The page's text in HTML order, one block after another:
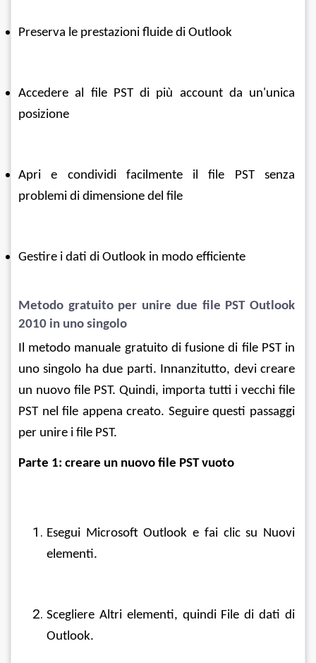
Preserva le prestazioni fluide di Outlook
Accedere al file PST di più account da un'unica
posizione
Apri e condividi facilmente il file PST senza
problemi di dimensione del file
Gestire i dati di Outlook in modo efficiente
Metodo gratuito per unire due file PST Outlook
2010 in uno singolo
Il metodo manuale gratuito di fusione di file PST in
uno singolo ha due parti. Innanzitutto, devi creare
un nuovo file PST. Quindi, importa tutti i vecchi file
PST nel file appena creato. Seguire questi passaggi
per unire i file PST.
Parte 1: creare un nuovo file PST vuoto
Esegui Microsoft Outlook e fai clic su Nuovi
elementi.
Scegliere Altri elementi, quindi File di dati di
Outlook.